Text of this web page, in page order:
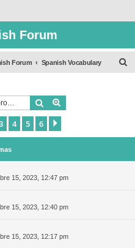
Forum
Forum Spanish Vocabulary
Buscar
4 5 6
15, 2023, 12:47 pm
15, 2023, 12:40 pm
15, 2023, 12:17 pm